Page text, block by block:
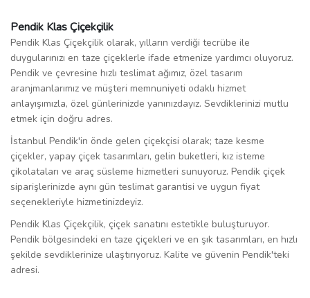
Pendik Klas Çiçekçilik
Pendik Klas Çiçekçilik olarak, yılların verdiği tecrübe ile
duygularınızı en taze çiçeklerle ifade etmenize yardımcı oluyoruz.
Pendik ve çevresine hızlı teslimat ağımız, özel tasarım
aranjmanlarımız ve müşteri memnuniyeti odaklı hizmet
anlayışımızla, özel günlerinizde yanınızdayız. Sevdiklerinizi mutlu
etmek için doğru adres.
İstanbul Pendik'in önde gelen çiçekçisi olarak; taze kesme
çiçekler, yapay çiçek tasarımları, gelin buketleri, kız isteme
çikolataları ve araç süsleme hizmetleri sunuyoruz. Pendik çiçek
siparişlerinizde aynı gün teslimat garantisi ve uygun fiyat
seçenekleriyle hizmetinizdeyiz.
Pendik Klas Çiçekçilik, çiçek sanatını estetikle buluşturuyor.
Pendik bölgesindeki en taze çiçekleri ve en şık tasarımları, en hızlı
şekilde sevdiklerinize ulaştırıyoruz. Kalite ve güvenin Pendik'teki
adresi.